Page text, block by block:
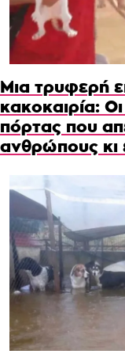
Μια τρυφερή
κακοκαιρία:
πόρτας που
ανθρώπους κι